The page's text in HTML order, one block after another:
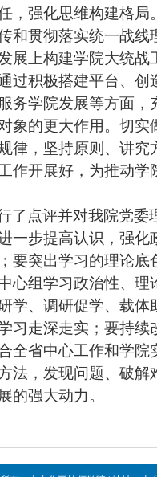
，强化思维构建格
和贯彻落实统一战
展上构建学院大统
过积极搭建平台、
务学院发展等方面
象的更大作用。切
律，坚持原则、讲
作开展好，为推动
了点评并对我院党
一步提高认识，强
要突出学习的理论
心组学习政治性、
学、调研促学、载
习走深走实；要持
全省中心工作和学
法，发现问题、破
的强大动力。